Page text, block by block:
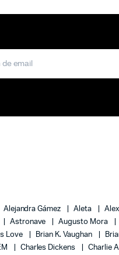
Alejandra Gámez Aleta
Astronave Augusto Mora
Love Brian K. Vaughan
Charles Dickens Charlie